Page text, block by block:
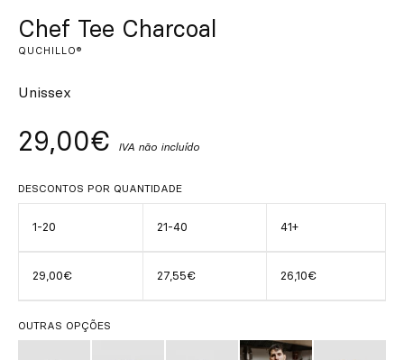
Chef Tee Charcoal
QUCHILLO®
Unissex
29,00€ IVA não incluído
DESCONTOS POR QUANTIDADE
1-20 21-40 41+
29,00€ 27,55€ 26,10€
OUTRAS OPÇÕES